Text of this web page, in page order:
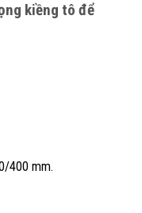
kiềng tô để
400 mm.